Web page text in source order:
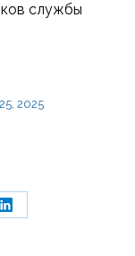
службы
2025